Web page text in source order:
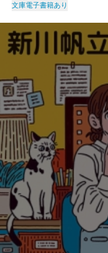
文庫電子書籍あり